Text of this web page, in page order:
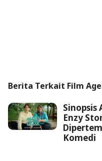
Berita Terkait Film
Sinopsis
Enzy
Komedi